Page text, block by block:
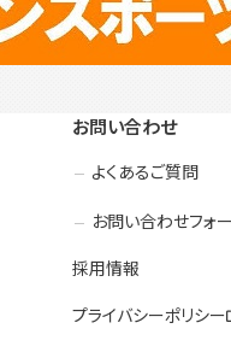
お問い合わせ
よくあるご質問
お問い合わせフォ
採用情報
プライバシーポリシー